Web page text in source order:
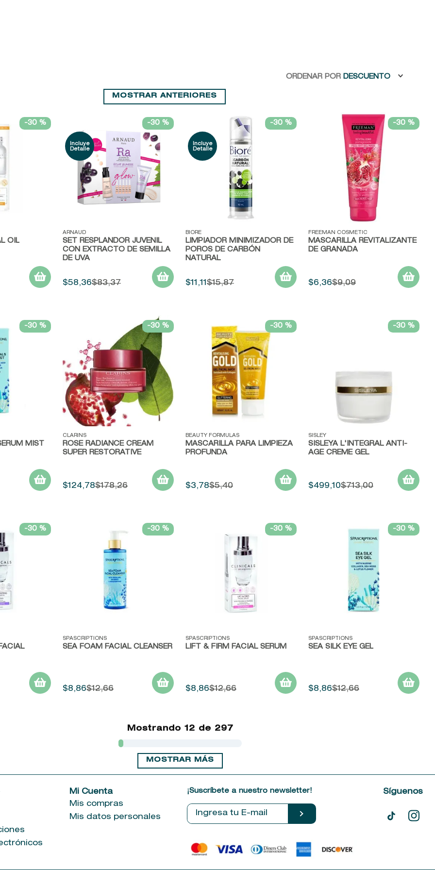
ORDENAR POR DESCUENTO
MOSTRAR ANTERIORES
-30 %
OIL
-30 %
Vista rápida
ARNAUD
SET RESPLANDOR JUVENIL
CON EXTRACTO DE SEMILLA
DE UVA
$58,36$83,37
-30 %
Vista rápida
BIORE
LIMPIADOR MINIMIZADOR DE
POROS DE CARBÓN
NATURAL
$11 ,11$15,87
-30 %
Vista rápida
FREEMAN COSMETIC
MASCARILLA REVITALIZANTE
DE GRANADA
$6,36$9,09
-30 %
MIST
-30 %
Vista rápida
CLARINS
ROSE RADIANCE CREAM
SUPER RESTORATIVE
$124, 78$178,26
-30 %
Vista rápida
BEAUTY FORMULAS
MASCARILLA PARA LIMPIEZA
PROFUNDA
$3, 78$5,40
-30 %
Vista rápida
SISLEY
SISLEŸA L'INTEGRAL ANTI-
AGE CREME GEL
$499,10$713,00
-30 % -30 %
Vista rápida
SPASCRIPTIONS
SEA FOAM FACIAL CLEANSER
$8,86$12,66
-30 %
Vista rápida
SPASCRIPTIONS
LIFT & FIRM FACIAL SERUM
$8,86$12,66
-30 %
Vista rápida
SPASCRIPTIONS
SEA SILK EYE GEL
$8,86$12,66
Mostrando 12 de 297
MOSTRAR MÁS
Mi Cuenta
Mis compras
Mis datos personales
¡Suscríbete a nuestro newsletter! Síguenos